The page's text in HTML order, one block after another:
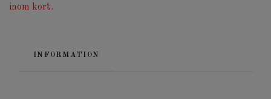
inom kort.
INFORMATION